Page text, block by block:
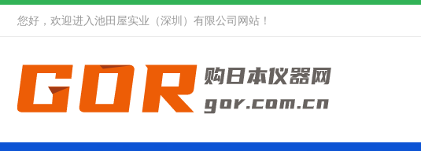
您好，欢迎进入池田屋实业（深圳）有限公司网站！